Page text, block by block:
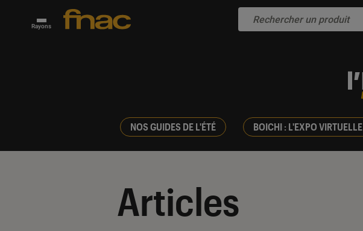
Rayons
NOS GUIDES DE L'ÉTÉ BOICHI : L'EXPO VIRTUELLE
Articles